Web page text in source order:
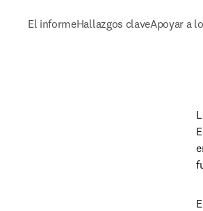
El informeHallazgos claveApoyar a